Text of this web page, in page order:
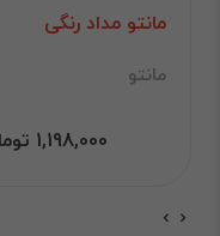
مانتو مداد رنگی
مانتو
1,198,000 تومان